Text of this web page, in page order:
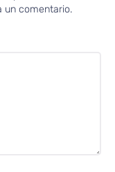
un comentario.